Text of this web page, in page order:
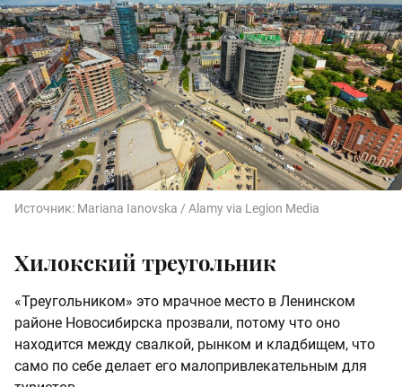
Источник: Mariana Ianovska / Alamy via Legion Media
Хилокский треугольник
«Треугольником» это мрачное место в Ленинском
районе Новосибирска прозвали, потому что оно
находится между свалкой, рынком и кладбищем, что
само по себе делает его малопривлекательным для